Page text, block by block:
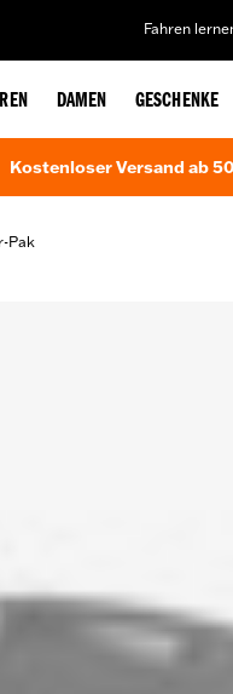
Fahren
DAMEN GESCHENKE
Kostenloser Versand ab
Pak